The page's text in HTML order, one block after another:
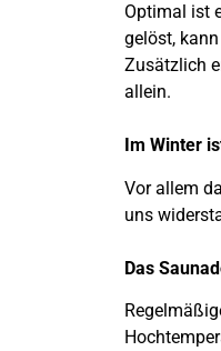
Optimal ist
gelöst,
Zusätzlich
allein.
Im Winter
Vor allem
uns
Das